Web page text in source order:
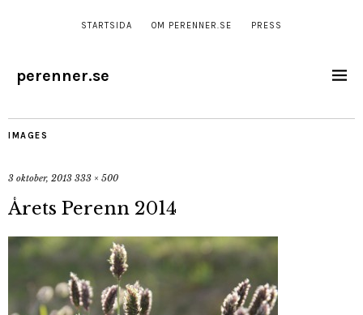
STARTSIDA OM PERENNER.SE PRESS
perenner.se
IMAGES
3 oktober, 2013 333 × 500
Årets Perenn 2014